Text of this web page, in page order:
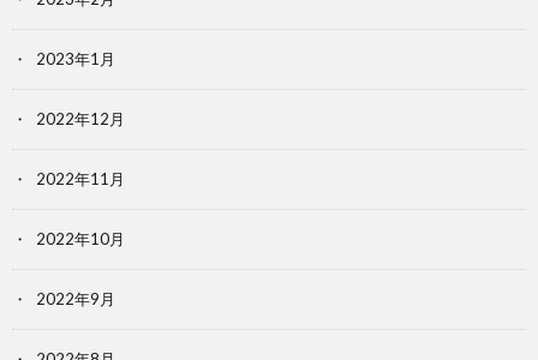
2023年1月
2022年12月
2022年11月
2022年10月
2022年9月